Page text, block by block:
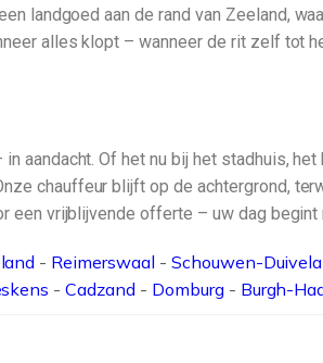
landgoed aan de rand van Zeeland,
alles klopt – wanneer de rit zelf tot
aandacht. Of het nu bij het stadhuis,
chauffeur blijft op de achtergrond,
een vrijblijvende offerte – uw dag begint
- Reimerswaal - Schouwen-
-Cadzand - Domburg- Burgh-